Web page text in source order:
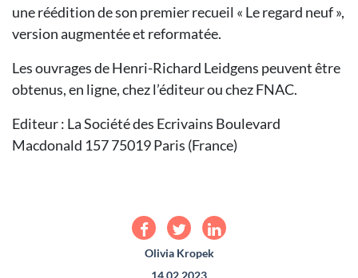
une réédition de son premier recueil « Le regard neuf »,
version augmentée et reformatée.
Les ouvrages de Henri-Richard Leidgens peuvent être
obtenus, en ligne, chez l’éditeur ou chez FNAC.
Editeur : La Société des Ecrivains Boulevard
Macdonald 157 75019 Paris (France)
Olivia Kropek
14.02.2023